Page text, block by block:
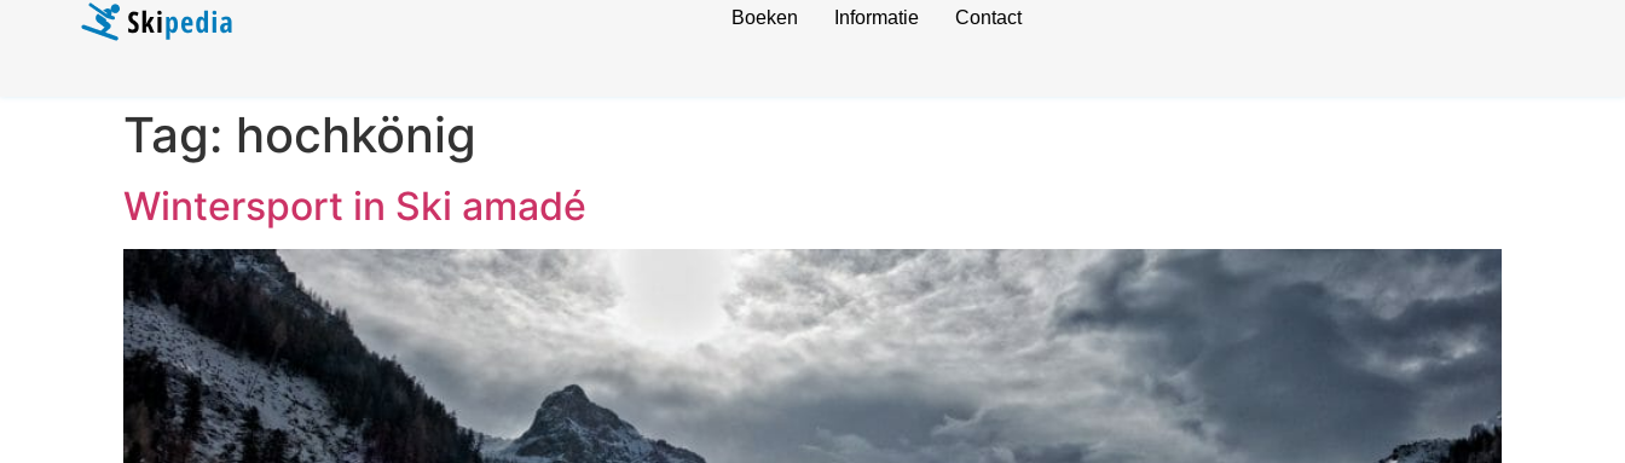
Boeken Informatie Contact
Tag: hochkönig
Wintersport in Ski amadé